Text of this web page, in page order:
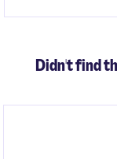
Didn't find